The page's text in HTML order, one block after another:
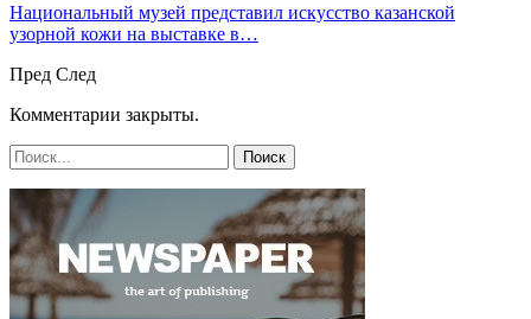
Национальный музей представил искусство казанской
узорной кожи на выставке в…
Пред След
Комментарии закрыты.